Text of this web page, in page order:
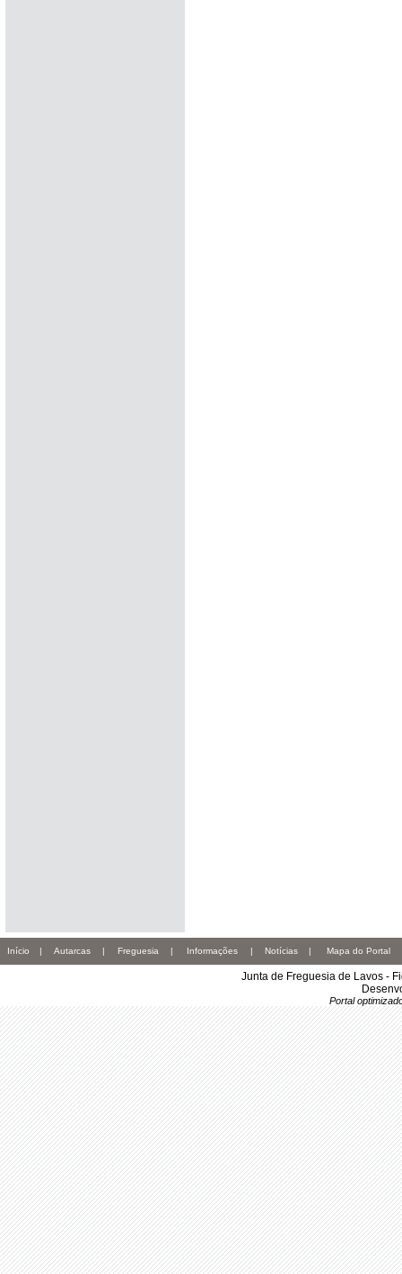
Início | Autarcas | Freguesia | Informações | Notícias | Mapa do Portal
Junta de Freguesia de Lavos -
Portal